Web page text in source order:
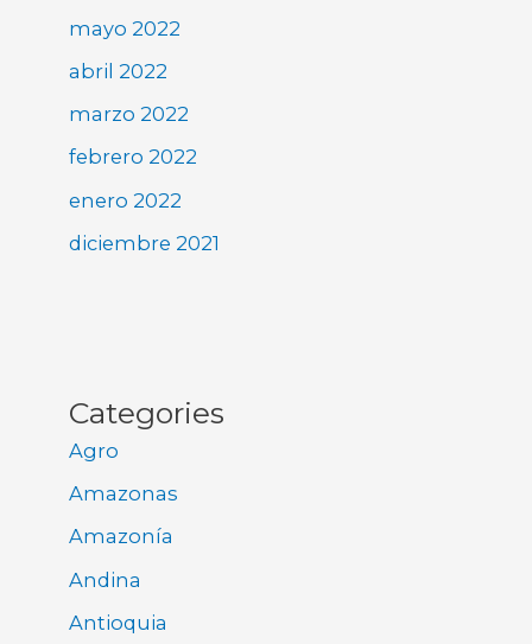
mayo 2022
abril 2022
marzo 2022
febrero 2022
enero 2022
diciembre 2021
Categories
Agro
Amazonas
Amazonía
Andina
Antioquia